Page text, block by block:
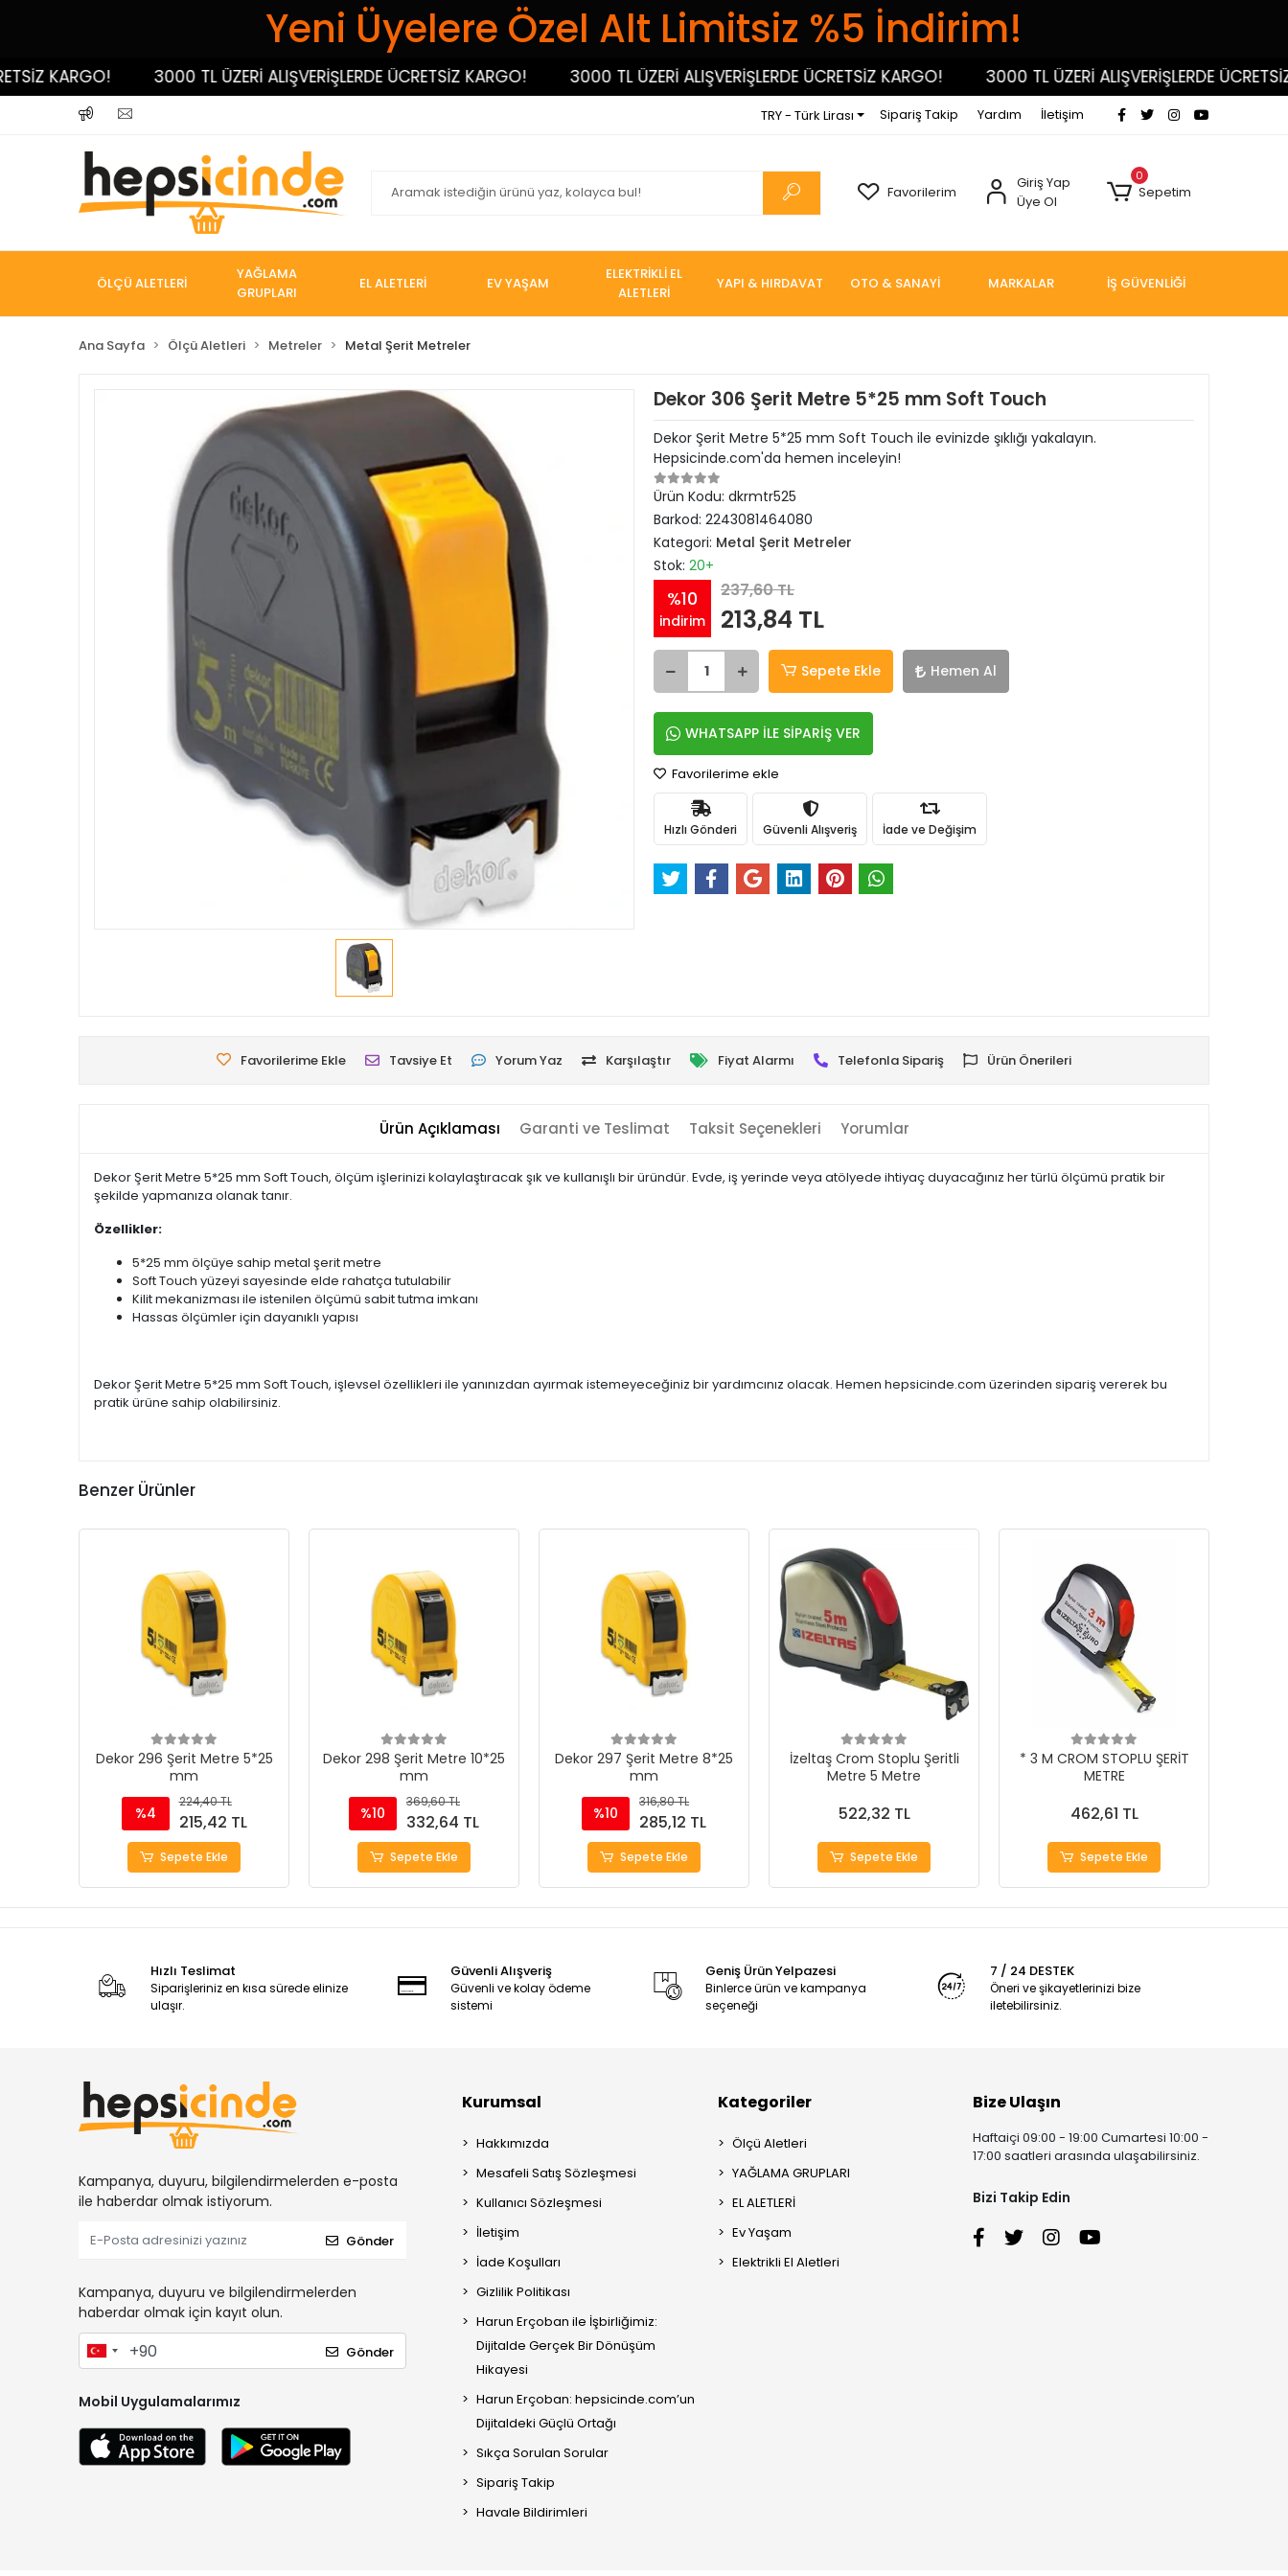
Yeni Üyelere Özel Alt Limitsiz %5 İndirim!
KARGO! 3000 TL ÜZERİ ALIŞVERİŞLERDE ÜCRETSİZ KARGO! 3000 TL ÜZERİ ALIŞVERİŞLERDE ÜCRETSİZ KARGO! 3000 TL ÜZERİ ALIŞVERİŞLERDE ÜCRETSİZ
TRY - Türk Lirası Sipariş Takip Yardım İletişim
Favorilerim
Giriş Yap
Üye Ol
0
Sepetim
ÖLÇÜ ALETLERİ
YAĞLAMA
GRUPLARI
EL ALETLERİ EV YAŞAM
ELEKTRİKLİ EL
ALETLERİ
YAPI & HIRDAVAT OTO & SANAYİ MARKALAR İŞ GÜVENLİĞİ
Ana Sayfa Ölçü Aletleri Metreler Metal Şerit Metreler
Dekor 306 Şerit Metre 5*25 mm Soft Touch
Dekor Şerit Metre 5*25 mm Soft Touch ile evinizde şıklığı yakalayın.
Hepsicinde.com'da hemen inceleyin!
Ürün Kodu: dkrmtr525
Barkod: 2243081464080
Kategori: Metal Şerit Metreler
Stok: 20+
%10
indirim
237,60 TL
213,84 TL
Sepete Ekle Hemen Al
WHATSAPP İLE SİPARİŞ VER
Favorilerime ekle
Hızlı Gönderi Güvenli Alışveriş İade ve Değişim
Favorilerime Ekle Tavsiye Et Yorum Yaz Karşılaştır Fiyat Alarmı Telefonla Sipariş Ürün Önerileri
Ürün Açıklaması Garanti ve Teslimat Taksit Seçenekleri Yorumlar
Dekor Şerit Metre 5*25 mm Soft Touch, ölçüm işlerinizi kolaylaştıracak şık ve kullanışlı bir üründür. Evde, iş yerinde veya atölyede ihtiyaç duyacağınız her türlü ölçümü pratik bir
şekilde yapmanıza olanak tanır.
Özellikler:
5*25 mm ölçüye sahip metal şerit metre
Soft Touch yüzeyi sayesinde elde rahatça tutulabilir
Kilit mekanizması ile istenilen ölçümü sabit tutma imkanı
Hassas ölçümler için dayanıklı yapısı
Dekor Şerit Metre 5*25 mm Soft Touch, işlevsel özellikleri ile yanınızdan ayırmak istemeyeceğiniz bir yardımcınız olacak. Hemen hepsicinde.com üzerinden sipariş vererek bu
pratik ürüne sahip olabilirsiniz.
Benzer Ürünler
Dekor 296 Şerit Metre 5*25
mm
%4
224,40 TL
215,42 TL
Sepete Ekle
Dekor 298 Şerit Metre 10*25
mm
%10
369,60 TL
332,64 TL
Sepete Ekle
Dekor 297 Şerit Metre 8*25
mm
%10
316,80 TL
285,12 TL
Sepete Ekle
İzeltaş Crom Stoplu Şeritli
Metre 5 Metre
522,32 TL
Sepete Ekle
* 3 M CROM STOPLU ŞERİT
METRE
462,61 TL
Sepete Ekle
Hızlı Teslimat
Siparişleriniz en kısa sürede elinize
ulaşır.
Güvenli Alışveriş
Güvenli ve kolay ödeme
sistemi
Geniş Ürün Yelpazesi
Binlerce ürün ve kampanya
seçeneği
7 / 24 DESTEK
Öneri ve şikayetlerinizi bize
iletebilirsiniz.
Kampanya, duyuru, bilgilendirmelerden e-posta
ile haberdar olmak istiyorum.
Gönder
Kampanya, duyuru ve bilgilendirmelerden
haberdar olmak için kayıt olun.
Gönder
Mobil Uygulamalarımız
Kurumsal
Hakkımızda
Mesafeli Satış Sözleşmesi
Kullanıcı Sözleşmesi
İletişim
İade Koşulları
Gizlilik Politikası
Harun Erçoban ile İşbirliğimiz:
Dijitalde Gerçek Bir Dönüşüm
Hikayesi
Harun Erçoban: hepsicinde.com’un
Dijitaldeki Güçlü Ortağı
Sıkça Sorulan Sorular
Sipariş Takip
Havale Bildirimleri
Kategoriler
Ölçü Aletleri
YAĞLAMA GRUPLARI
EL ALETLERİ
Ev Yaşam
Elektrikli El Aletleri
Bize Ulaşın
Haftaiçi 09:00 - 19:00 Cumartesi 10:00 -
17:00 saatleri arasında ulaşabilirsiniz.
Bizi Takip Edin